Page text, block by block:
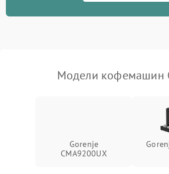
Модели кофемашин
Gorenje
CMA9200UX